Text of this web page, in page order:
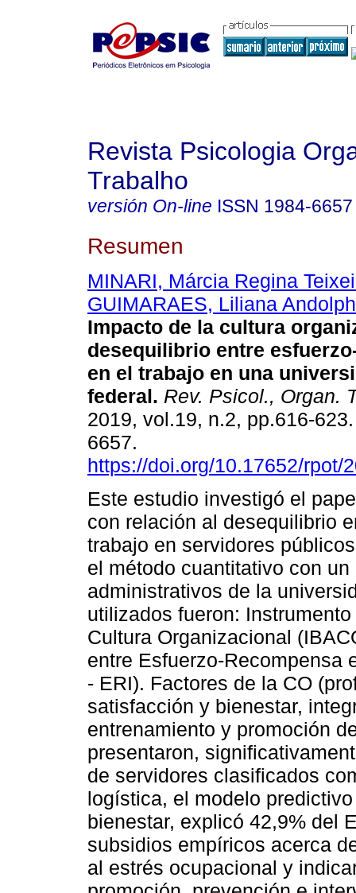
Revista Psicologia
Trabalho
versión On-line ISSN 1984-6657
Resumen
MINARI, Márcia Regina
GUIMARAES, Liliana
Impacto de la cultura
desequilibrio entre
en el trabajo en una
federal. Rev. Psicol., Organ.
2019, vol.19, n.2, pp.616-
6657.
https://doi.org/10.17652/rpot/
Este estudio investigó el
con relación al desequilibrio
trabajo en servidores
el método cuantitativo con
administrativos de la
utilizados fueron:
Cultura Organizacional
entre Esfuerzo-Recompensa
- ERI). Factores de la CO
satisfacción y bienestar,
entrenamiento y promoción
presentaron,
de servidores clasificados
logística, el modelo
bienestar, explicó 42,9% del
subsidios empíricos acerca
al estrés ocupacional y